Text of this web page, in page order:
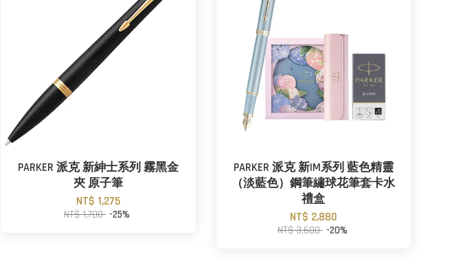
PARKER 派克 新紳士系列 霧黑金
夾 原子筆
NT$ 1,275
NT$ 1,700 -25%
PARKER 派克 新IM系列 藍色精靈
（淡藍色）鋼筆繡球花筆套卡水
禮盒
NT$ 2,880
NT$ 3,600 -20%